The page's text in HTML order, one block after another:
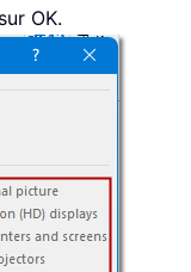
OK.